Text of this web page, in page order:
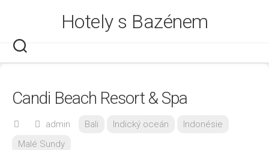
Hotely s Bazénem
Candi Beach Resort & Spa
admin Bali Indický oceán
Indonésie
Malé Sundy